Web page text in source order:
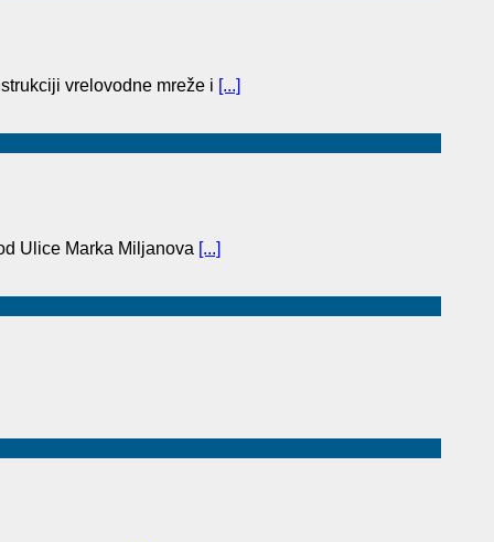
vrelovodne mreže i [...]
Ulice Marka Miljanova [...]